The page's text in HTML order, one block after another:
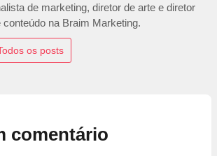
de marketing, diretor de arte e diretor
conteúdo na Braim Marketing.
os posts
comentário